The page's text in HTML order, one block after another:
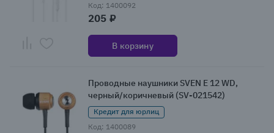
Код: 1400092
205 ₽
В корзину
Проводные наушники SVEN E 12 WD,
черный/коричневый (SV-021542)
Кредит для юрлиц
Код: 1400089